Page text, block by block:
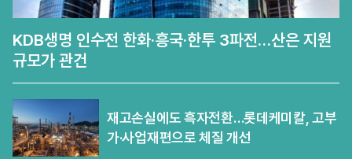
KDB생명 인수전 한화·흥국·한투 3파전…산은 지원
규모가 관건
재고손실에도 흑자전환…롯데케미칼, 고부
가·사업재편으로 체질 개선